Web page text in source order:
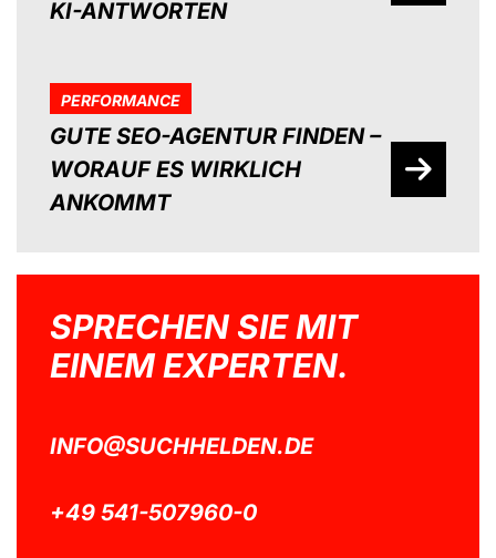
KI-ANTWORTEN
PERFORMANCE
GUTE SEO-AGENTUR FINDEN –
WORAUF ES WIRKLICH
ANKOMMT
SPRECHEN SIE MIT
EINEM EXPERTEN.
INFO@SUCHHELDEN.DE
+49 541-507960-0